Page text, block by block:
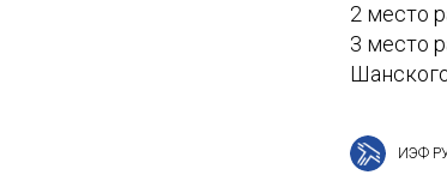
2 место
3 место
ИЭФ